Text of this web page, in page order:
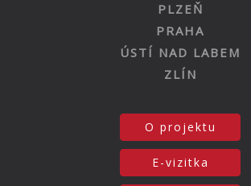
PLZEŇ
PRAHA
ÚSTÍ NAD LABEM
ZLÍN
O projektu
E-vizitka